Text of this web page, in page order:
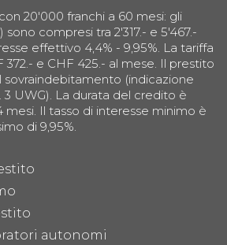
20'000 franchi a 60 mesi: gli
compresi tra 2'317.- e 5'467.-
effettivo 4,4% - 9,95%. La tariffa
e CHF 425.- al mese. Il prestito
(indicazione
UWG). La durata del credito è
Il tasso di interesse minimo è
di 9,95%.
autonomi